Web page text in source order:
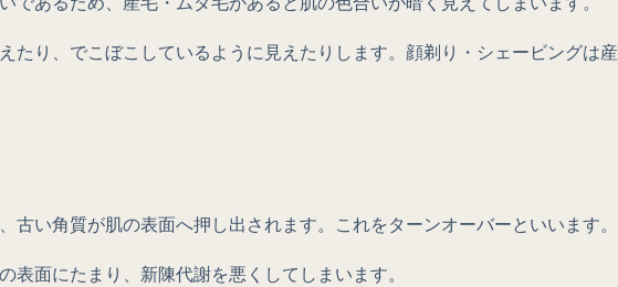
たり、でこぼこしているように見えたりします。顔剃り・シェービングは
古い角質が肌の表面へ押し出されます。これをターンオーバーといいます。
表面にたまり、新陳代謝を悪くしてしまいます。